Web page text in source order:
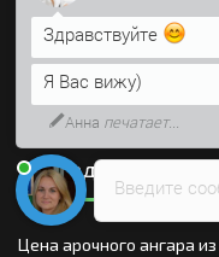
Пятница
Суббота
Воскресение
Последние новости
Цена арочного ангара
Введите
Здравствуйте
Я Вас вижу)
Анна печатает...